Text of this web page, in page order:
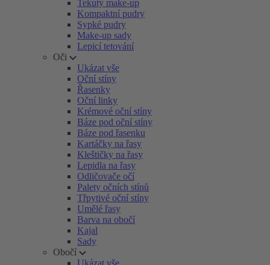
Tekutý make-up
Kompaktní pudry
Sypké pudry
Make-up sady
Lepicí tetování
Oči
Ukázat vše
Oční stíny
Řasenky
Oční linky
Krémové oční stíny
Báze pod oční stíny
Báze pod řasenku
Kartáčky na řasy
Kleštičky na řasy
Lepidla na řasy
Odličovače očí
Palety očních stínů
Třpytivé oční stíny
Umělé řasy
Barva na obočí
Kajal
Sady
Obočí
Ukázat vše